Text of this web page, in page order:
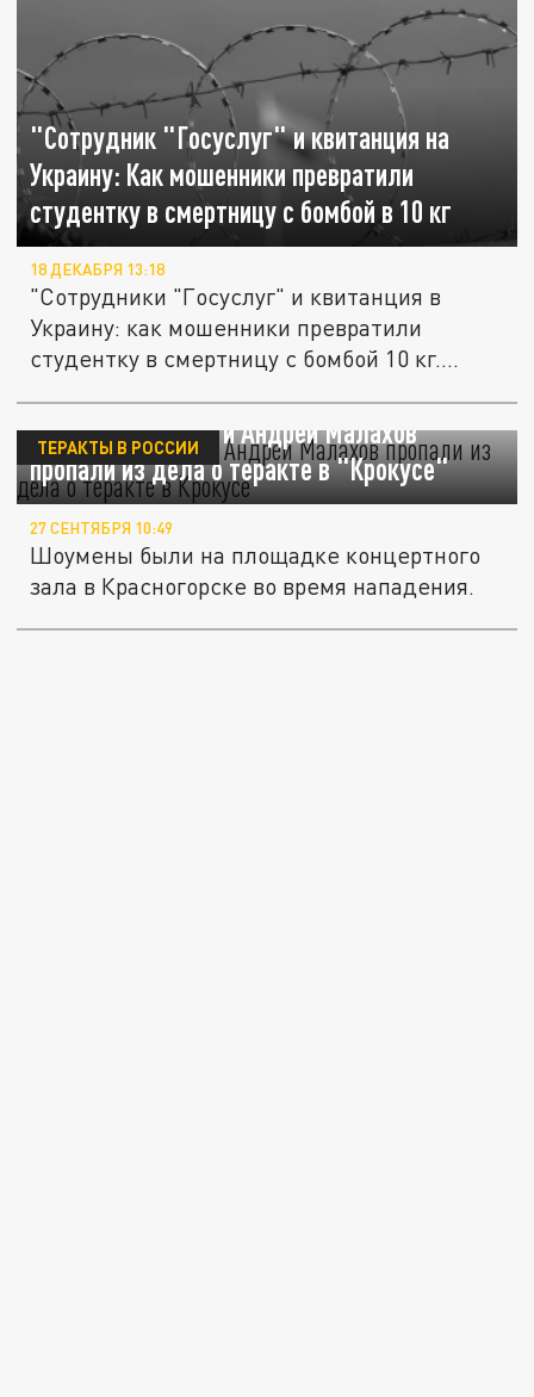
"Сотрудник "Госуслуг" и квитанция на
Украину: Как мошенники превратили
студентку в смертницу с бомбой в 10 кг
18 ДЕКАБРЯ 13:18
"Сотрудники "Госуслуг" и квитанция в
Украину: как мошенники превратили
студентку в смертницу с бомбой 10 кг....
Сергей Светлаков и Андрей Малахов
пропали из дела о теракте в "Крокусе"
ТЕРАКТЫ В РОССИИ
27 СЕНТЯБРЯ 10:49
Шоумены были на площадке концертного
зала в Красногорске во время нападения.